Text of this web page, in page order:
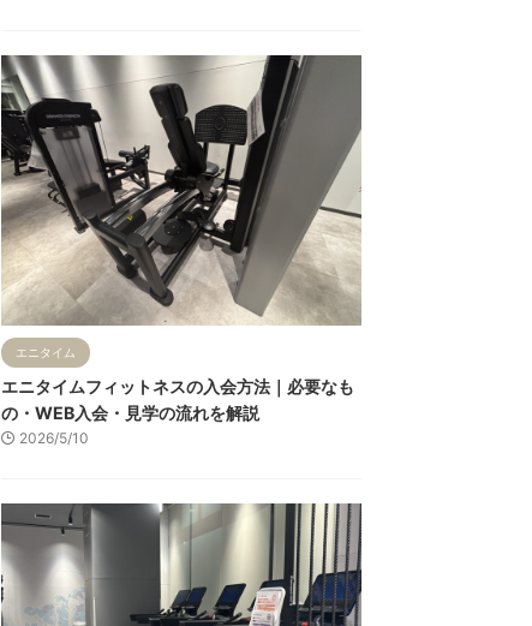
エニタイム
エニタイムフィットネスの入会方法｜必要なも
の・WEB入会・見学の流れを解説
2026/5/10